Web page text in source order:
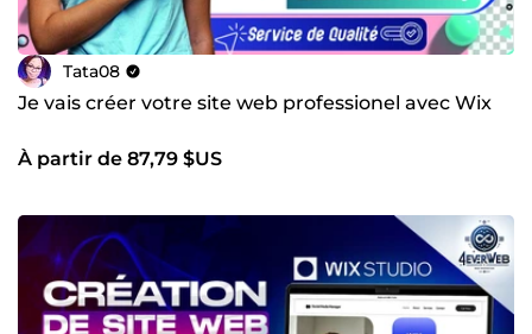
Tata08
Je vais créer votre site web professionel avec Wix
À partir de 87,79 $US